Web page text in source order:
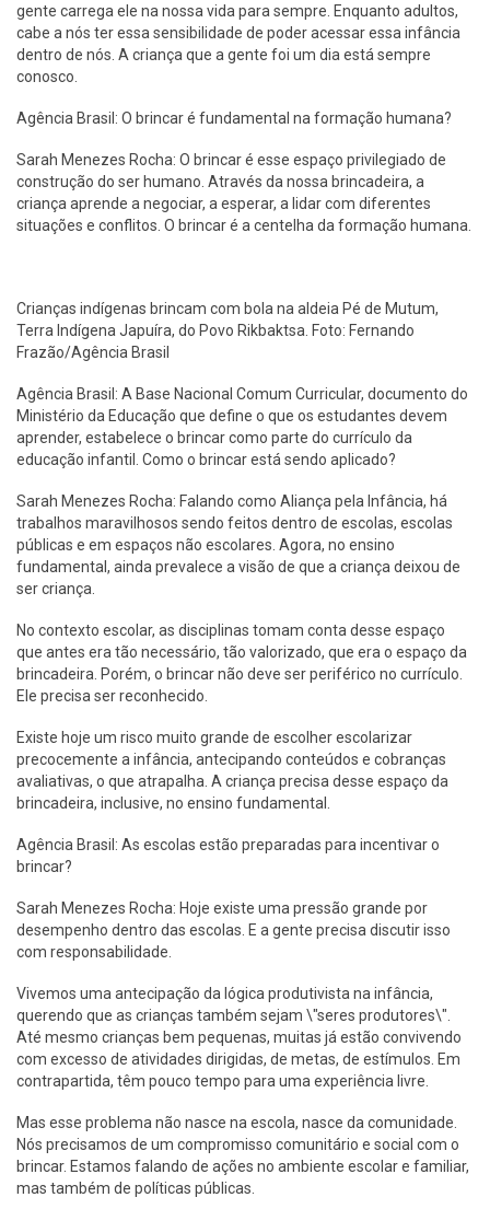
gente carrega ele na nossa vida para sempre. Enquanto adultos,
cabe a nós ter essa sensibilidade de poder acessar essa infância
dentro de nós. A criança que a gente foi um dia está sempre
conosco.
Agência Brasil: O brincar é fundamental na formação humana?
Sarah Menezes Rocha: O brincar é esse espaço privilegiado de
construção do ser humano. Através da nossa brincadeira, a
criança aprende a negociar, a esperar, a lidar com diferentes
situações e conflitos. O brincar é a centelha da formação humana.
Crianças indígenas brincam com bola na aldeia Pé de Mutum,
Terra Indígena Japuíra, do Povo Rikbaktsa. Foto: Fernando
Frazão/Agência Brasil
Agência Brasil: A Base Nacional Comum Curricular, documento do
Ministério da Educação que define o que os estudantes devem
aprender, estabelece o brincar como parte do currículo da
educação infantil. Como o brincar está sendo aplicado?
Sarah Menezes Rocha: Falando como Aliança pela Infância, há
trabalhos maravilhosos sendo feitos dentro de escolas, escolas
públicas e em espaços não escolares. Agora, no ensino
fundamental, ainda prevalece a visão de que a criança deixou de
ser criança.
No contexto escolar, as disciplinas tomam conta desse espaço
que antes era tão necessário, tão valorizado, que era o espaço da
brincadeira. Porém, o brincar não deve ser periférico no currículo.
Ele precisa ser reconhecido.
Existe hoje um risco muito grande de escolher escolarizar
precocemente a infância, antecipando conteúdos e cobranças
avaliativas, o que atrapalha. A criança precisa desse espaço da
brincadeira, inclusive, no ensino fundamental.
Agência Brasil: As escolas estão preparadas para incentivar o
brincar?
Sarah Menezes Rocha: Hoje existe uma pressão grande por
desempenho dentro das escolas. E a gente precisa discutir isso
com responsabilidade.
Vivemos uma antecipação da lógica produtivista na infância,
querendo que as crianças também sejam \"seres produtores\".
Até mesmo crianças bem pequenas, muitas já estão convivendo
com excesso de atividades dirigidas, de metas, de estímulos. Em
contrapartida, têm pouco tempo para uma experiência livre.
Mas esse problema não nasce na escola, nasce da comunidade.
Nós precisamos de um compromisso comunitário e social com o
brincar. Estamos falando de ações no ambiente escolar e familiar,
mas também de políticas públicas.